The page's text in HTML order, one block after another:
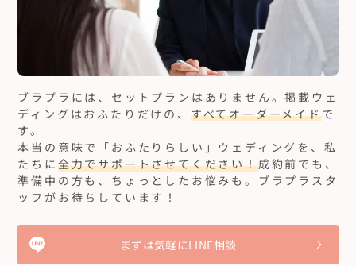
ブラプラには、セットプランはありません。掲載ウェ
ディングはおふたりだけの、 すべてオーダーメイドで
す。
本当の意味で「おふたりらしい」ウェディングを、私
たちに 全力でサポートさせてください！成約前でも、
準備中の方も、ちょっとしたお悩みも。ブラプラスタ
ッフがお待ちしています！
まずは気軽にLINE相談